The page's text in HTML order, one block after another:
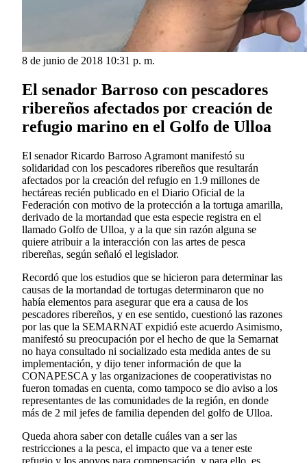
8 de junio de 2018 10:31 p. m.
El senador Barroso con pescadores
ribereños afectados por creación de
refugio marino en el Golfo de Ulloa
El senador Ricardo Barroso Agramont manifestó su
solidaridad con los pescadores ribereños que resultarán
afectados por la creación del refugio en 1.9 millones de
hectáreas recién publicado en el Diario Oficial de la
Federación con motivo de la protección a la tortuga amarilla,
derivado de la mortandad que esta especie registra en el
llamado Golfo de Ulloa, y a la que sin razón alguna se
quiere atribuir a la interacción con las artes de pesca
ribereñas, según señaló el legislador.
Recordó que los estudios que se hicieron para determinar las
causas de la mortandad de tortugas determinaron que no
había elementos para asegurar que era a causa de los
pescadores ribereños, y en ese sentido, cuestionó las razones
por las que la SEMARNAT expidió este acuerdo Asimismo,
manifestó su preocupación por el hecho de que la Semarnat
no haya consultado ni socializado esta medida antes de su
implementación, y dijo tener información de que la
CONAPESCA y las organizaciones de cooperativistas no
fueron tomadas en cuenta, como tampoco se dio aviso a los
representantes de las comunidades de la región, en donde
más de 2 mil jefes de familia dependen del golfo de Ulloa.
Queda ahora saber con detalle cuáles van a ser las
restricciones a la pesca, el impacto que va a tener este
refugio y los apoyos para compensación, y para ello, es